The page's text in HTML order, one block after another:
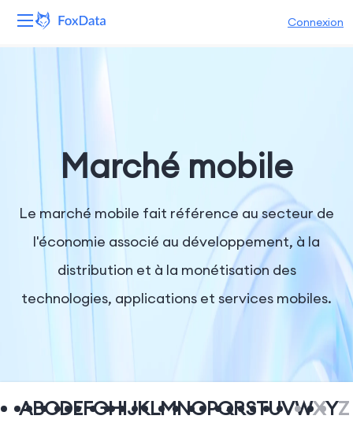
Connexion
Solutions
Ressources
Tarifs
Entreprise
Marché mobile
Le marché mobile fait référence au secteur de
l'économie associé au développement, à la
distribution et à la monétisation des
technologies, applications et services mobiles.
ABCDEFGHIJKLMNOPQRSTUVWXYZ